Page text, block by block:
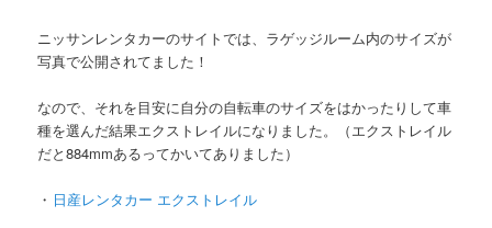
ニッサンレンタカーのサイトでは、ラゲッジルーム内のサイズが
写真で公開されてました！
なので、それを目安に自分の自転車のサイズをはかったりして車
種を選んだ結果エクストレイルになりました。（エクストレイル
だと884mmあるってかいてありました）
・ 日産レンタカー エクストレイル